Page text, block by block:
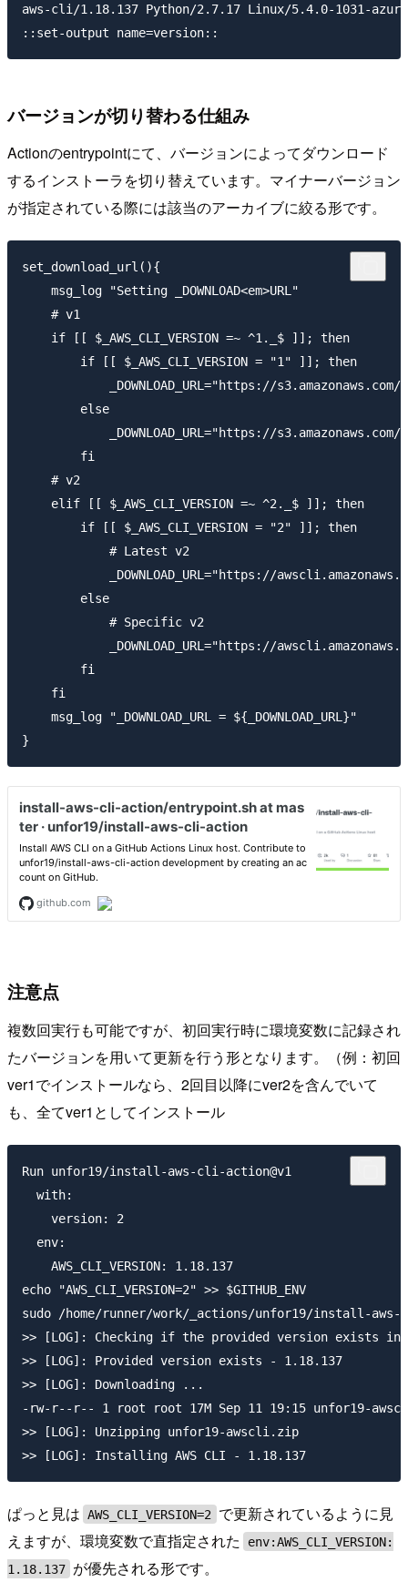
aws-cli/1.18.137 Python/2.7.17 Linux/5.4.0-1031-
バージョンが切り替わる仕組み
Actionのentrypointにて、バージョンによってダウンロード
するインストーラを切り替えています。マイナーバージョン
が指定されている際には該当のアーカイブに絞る形です。
set_download_url(){
    msg_log "Setting _DOWNLOAD<em>URL"
    # v1
    if [[ $_AWS_CLI_VERSION =~ ^1._$ ]]; then
        if [[ $_AWS_CLI_VERSION = "1" ]]; then
_DOWNLOAD_URL="https://s3.amazonaws.com/
        else
_DOWNLOAD_URL="https://
        fi
    # v2
    elif [[ $_AWS_CLI_VERSION =~ ^2._$ ]]; then
        if [[ $_AWS_CLI_VERSION = "2" ]]; then
            # Latest v2
_DOWNLOAD_URL="https://
        else
            # Specific v2
_DOWNLOAD_URL="https://
        fi
    fi
    msg_log "_DOWNLOAD_URL = ${_DOWNLOAD_URL}"
注意点
複数回実行も可能ですが、初回実行時に環境変数に記録され
たバージョンを用いて更新を行う形となります。（例：初回
ver1でインストールなら、2回目以降にver2を含んでいて
も、全てver1としてインストール
Run unfor19/install-aws-cli-action@v1
  with:
    version: 2
  env:
    AWS_CLI_VERSION: 1.18.137
echo "AWS_CLI_VERSION=2" >> $GITHUB_ENV
sudo /home/runner/work/_actions/unfor19/install-aws-
>> [LOG]: Checking if the provided version exists in
>> [LOG]: Provided version exists - 1.18.137
>> [LOG]: Downloading ...
-rw-r--r-- 1 root root 17M Sep 11 19:15 unfor19-
>> [LOG]: Unzipping unfor19-awscli.zip
ぱっと見は AWS_CLI_VERSION=2
で更新されているように見
えますが、環境変数で直指定された
env:AWS_CLI_VERSION:
1.18.137 が優先される形です。